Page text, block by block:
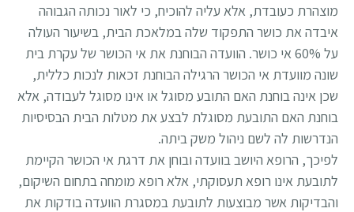
מוצהרת כעובדת, אלא עליה להוכיח, כי לאור נכותה הגבוהה
איבדה את כושר התפקוד שלה במלאכת הבית, בשיעור העולה
על 60% אי כושר. הוועדה הבוחנת את אי הכושר של עקרת בית
שונה מוועדת אי הכושר הרגילה הבוחנת זכאות לנכות כללית,
שכן אינה בוחנת האם התובע מסוגל או אינו מסוגל לעבודה, אלא
בוחנת האם התובעת מסוגלת לבצע את מטלות הבית הבסיסיות
הנדרשות לה לשם ניהול משק ביתה.
לפיכך, הרופא היושב בוועדה ובוחן את דרגת אי הכושר הקיימת
לתובעת אינו רופא תעסוקתי, אלא רופא מומחה בתחום השיקום,
והבדיקות אשר מבוצעות לתובעת במסגרת הוועדה בודקות את